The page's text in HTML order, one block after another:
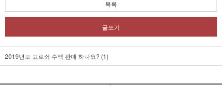
목록
글쓰기
2019년도 고로쇠 수액 판매 하나요? (1)